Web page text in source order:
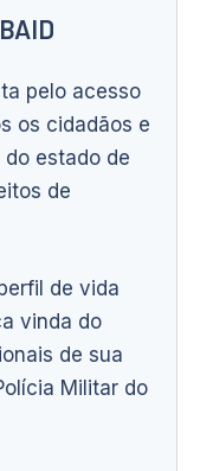
pelo acesso
os cidadãos e
estado de
de
de vida
vinda do
de sua
Militar do